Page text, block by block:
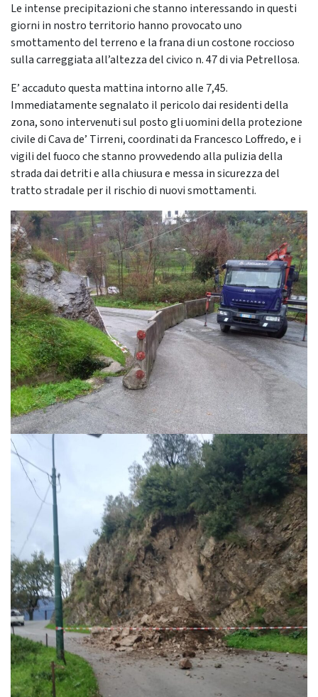
Le intense precipitazioni che stanno interessando in questi
giorni in nostro territorio hanno provocato uno
smottamento del terreno e la frana di un costone roccioso
sulla carreggiata all’altezza del civico n. 47 di via Petrellosa.
E’ accaduto questa mattina intorno alle 7,45.
Immediatamente segnalato il pericolo dai residenti della
zona, sono intervenuti sul posto gli uomini della protezione
civile di Cava de’ Tirreni, coordinati da Francesco Loffredo, e i
vigili del fuoco che stanno provvedendo alla pulizia della
strada dai detriti e alla chiusura e messa in sicurezza del
tratto stradale per il rischio di nuovi smottamenti.